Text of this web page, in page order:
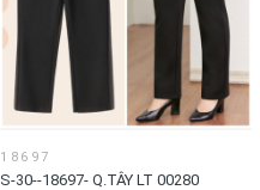
18697
S-30--18697- Q.TÂY LT 00280